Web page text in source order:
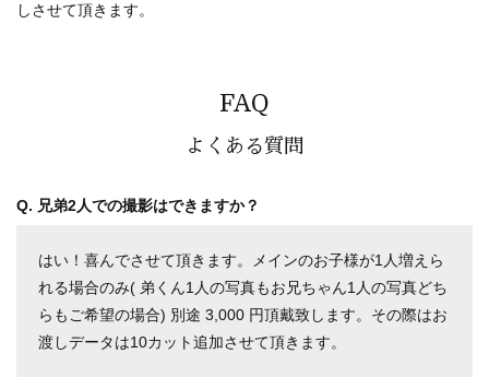
しさせて頂きます。
FAQ
よくある質問
Q. 兄弟2人での撮影はできますか？
はい！喜んでさせて頂きます。メインのお子様が1人増えら
れる場合のみ( 弟くん1人の写真もお兄ちゃん1人の写真どち
らもご希望の場合) 別途 3,000 円頂戴致します。その際はお
渡しデータは10カット追加させて頂きます。